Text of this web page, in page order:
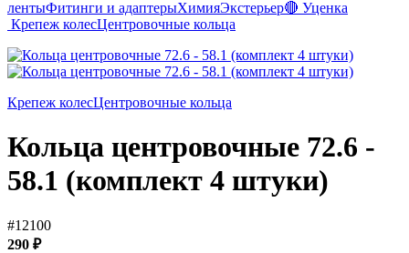
лентыФитинги и адаптерыХимияЭкстерьер🔴 Уценка
Крепеж колесЦентровочные кольца
Крепеж колесЦентровочные кольца
Кольца центровочные 72.6 -
58.1 (комплект 4 штуки)
#12100
290 ₽